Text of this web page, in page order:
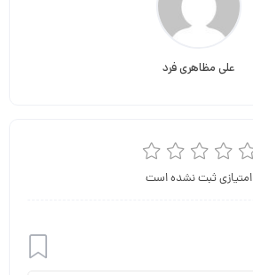
علی مظاهری فرد
امتیازی ثبت نشده است